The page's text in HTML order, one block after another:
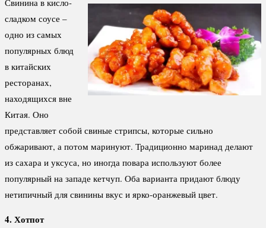
сладком соусе –
одно из самых
популярных блюд
в китайских
ресторанах,
находящихся вне
Китая. Оно
представляет собой свиные стрипсы, которые сильно
обжаривают, а потом маринуют. Традиционно маринад делают
из сахара и уксуса, но иногда повара используют более
популярный на западе кетчуп. Оба варианта придают блюду
нетипичный для свинины вкус и ярко-оранжевый цвет.
4. Хотпот